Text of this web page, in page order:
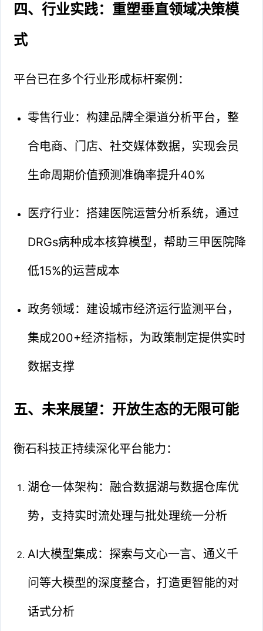
四、行业实践：重塑垂直领域决策模
式
平台已在多个行业形成标杆案例：
零售行业：构建品牌全渠道分析平台，整
合电商、门店、社交媒体数据，实现会员
生命周期价值预测准确率提升40%
医疗行业：搭建医院运营分析系统，通过
DRGs病种成本核算模型，帮助三甲医院降
低15%的运营成本
政务领域：建设城市经济运行监测平台，
集成200+经济指标，为政策制定提供实时
数据支撑
五、未来展望：开放生态的无限可能
衡石科技正持续深化平台能力：
湖仓一体架构：融合数据湖与数据仓库优
势，支持实时流处理与批处理统一分析
AI大模型集成：探索与文心一言、通义千
问等大模型的深度整合，打造更智能的对
话式分析